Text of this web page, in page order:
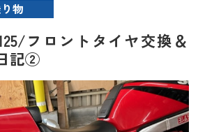
物
フロントタイヤ交換＆
記②